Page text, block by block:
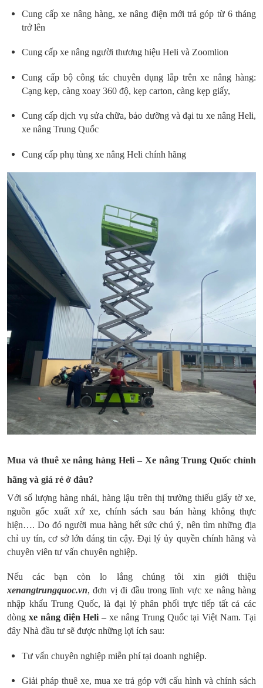
Cung cấp xe nâng hàng, xe nâng điện mới trả góp từ 6 tháng
trở lên
Cung cấp xe nâng người thương hiệu Heli và Zoomlion
Cung cấp bộ công tác chuyên dụng lắp trên xe nâng hàng:
Cạng kẹp, càng xoay 360 độ, kẹp carton, càng kẹp giấy,
Cung cấp dịch vụ sửa chữa, bảo dưỡng và đại tu xe nâng Heli,
xe nâng Trung Quốc
Cung cấp phụ tùng xe nâng Heli chính hãng
Mua và thuê xe nâng hàng Heli – Xe nâng Trung Quốc chính
hãng và giá rẻ ở đâu?
Với số lượng hàng nhái, hàng lậu trên thị trường thiếu giấy tờ xe,
nguồn gốc xuất xứ xe, chính sách sau bán hàng không thực
hiện…. Do đó người mua hàng hết sức chú ý, nên tìm những địa
chỉ uy tín, cơ sở lớn đáng tin cậy. Đại lý ủy quyền chính hãng và
chuyên viên tư vấn chuyên nghiệp.
Nếu các bạn còn lo lắng chúng tôi xin giới thiệu
xenangtrungquoc.vn, đơn vị đi đầu trong lĩnh vực xe nâng hàng
nhập khẩu Trung Quốc, là đại lý phân phối trực tiếp tất cả các
dòng xe nâng điện Heli – xe nâng Trung Quốc tại Việt Nam. Tại
đây Nhà đầu tư sẽ được những lợi ích sau:
Tư vấn chuyên nghiệp miễn phí tại doanh nghiệp.
Giải pháp thuê xe, mua xe trả góp với cấu hình và chính sách